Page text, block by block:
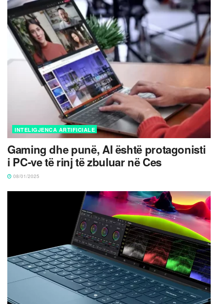
INTELIGJENCA ARTIFICIALE
Gaming dhe punë, AI është protagonisti
i PC-ve të rinj të zbuluar në Ces
08/01/2025